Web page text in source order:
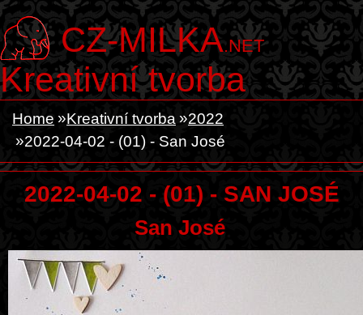
CZ-MILKA.NET
Kreativní tvorba
Home Kreativní tvorba
2022
2022-04-02 - (01) - San José
2022-04-02 - (01) - SAN JOSÉ
San José